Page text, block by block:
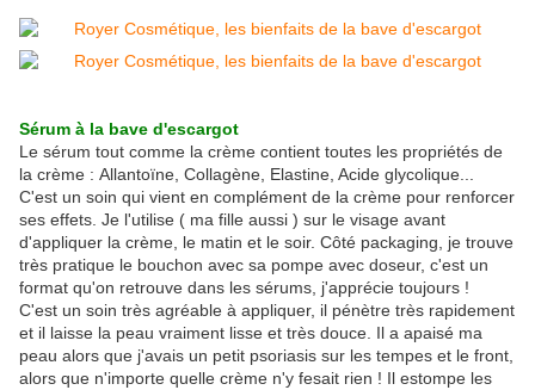
Sérum à la bave d'escargot
Le sérum tout comme la crème contient toutes les propriétés de
la crème : Allantoïne, Collagène, Elastine, Acide glycolique...
C'est un soin qui vient en complément de la crème pour renforcer
ses effets. Je l'utilise ( ma fille aussi ) sur le visage avant
d'appliquer la crème, le matin et le soir. Côté packaging, je trouve
très pratique le bouchon avec sa pompe avec doseur, c'est un
format qu'on retrouve dans les sérums, j'apprécie toujours !
C'est un soin très agréable à appliquer, il pénètre très rapidement
et il laisse la peau vraiment lisse et très douce. Il a apaisé ma
peau alors que j'avais un petit psoriasis sur les tempes et le front,
alors que n'importe quelle crème n'y fesait rien ! Il estompe les